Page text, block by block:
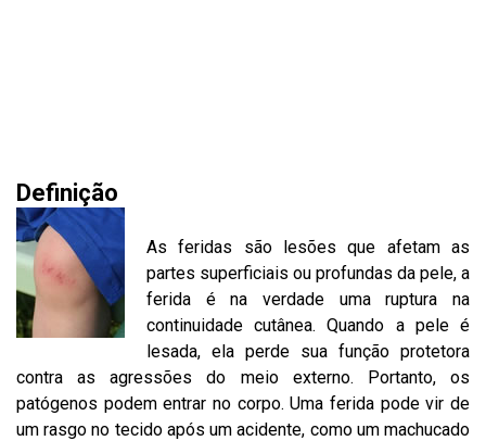
Definição
As feridas são lesões que afetam as
partes superficiais ou profundas da pele, a
ferida é na verdade uma ruptura na
continuidade cutânea. Quando a pele é
lesada, ela perde sua função protetora
contra as agressões do meio externo. Portanto, os
patógenos podem entrar no corpo. Uma ferida pode vir de
um rasgo no tecido após um acidente, como um machucado